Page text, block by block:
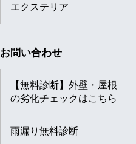
エクステリア
お問い合わせ
【無料診断】外壁・屋根
の劣化チェックはこちら
雨漏り無料診断